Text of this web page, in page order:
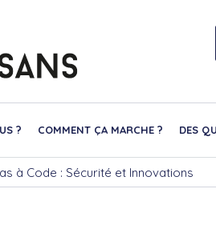
? COMMENT ÇA MARCHE ? DES
à Code : Sécurité et Innovations